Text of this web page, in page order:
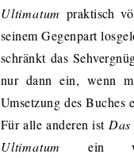
Ultimatum praktisch
seinem Gegenpart
schränkt das
nur dann ein, wenn
Umsetzung des Buches
Für alle anderen ist
Ultimatum
ein